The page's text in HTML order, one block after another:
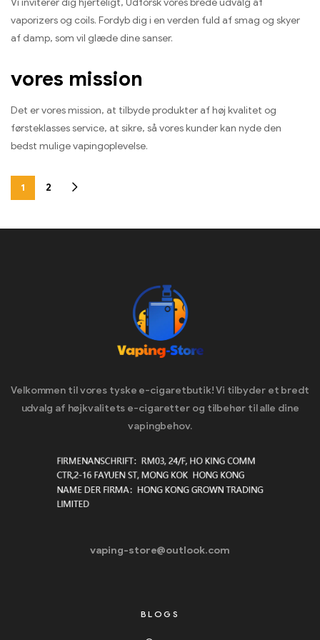
vaporizers og coils. Fordyb dig i en verden fuld af smag og skyer
af damp, som vil glæde dine sanser.
vores mission
Det er vores mission, at tilbyde produkter af høj kvalitet og
førsteklasses service, at sikre, så vores kunder kan nyde den
bedst mulige vapingoplevelse.
1 2
Velkommen til vores tyske e-cigaretbutik! Vi tilbyder et bredt
udvalg af højkvalitets e-cigaretter og tilbehør til alle dine
vapingbehov.
vaping-store@outlook.com
BLOGS